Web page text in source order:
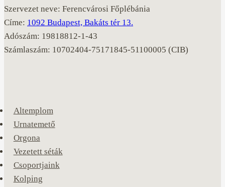
Szervezet neve: Ferencvárosi Főplébánia
Címe: 1092 Budapest, Bakáts tér 13.
Adószám: 19818812-1-43
Számlaszám: 10702404-75171845-51100005 (CIB)
Altemplom
Urnatemető
Orgona
Vezetett séták
Csoportjaink
Kolping